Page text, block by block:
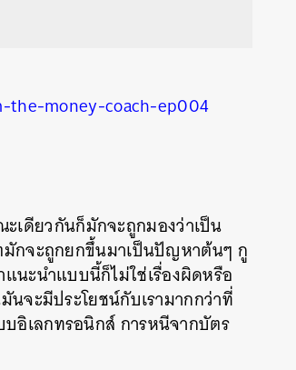
money-coach-ep004
เดียวกันก็มักจะถูกมองว่าเป็น
มักจะถูกยกขึ้นมาเป็นปัญหาต้นๆ กู
นะนำแบบนี้ก็ไม่ใช่เรื่องผิดหรือ
จะมีประโยชน์กับเรามากกว่าที่
อิเลกทรอนิกส์ การหนีจากบัตร